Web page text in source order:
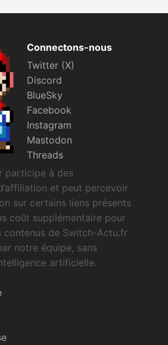
Connectons-nous
Twitter (X)
Discord
BlueSky
Facebook
Instagram
Mastodon
Threads
participe à des
et peut percevoir
sur certains liens présents
coût supplémentaire pour
contenus de Switch-Actu.fr
notre équipe, sans
artificielle.